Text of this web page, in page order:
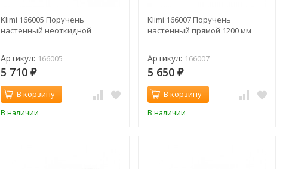
Klimi 166005 Поручень
настенный неоткидной
Артикул: 166005
5 710₽
В корзину
В наличии
Klimi 166007 Поручень
настенный прямой 1200 мм
Артикул: 166007
5 650 ₽
В корзину
В наличии